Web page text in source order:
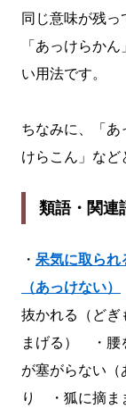
同じ意味が残っ
「あっけらか
い用法です。
ちなみに、「あ
けらこん」など
類語・関連
・ 呆気に取られ
（あっけない）
抜かれる（ど
まげる） ・腰
が塞がらない
り ・狐に摘ま